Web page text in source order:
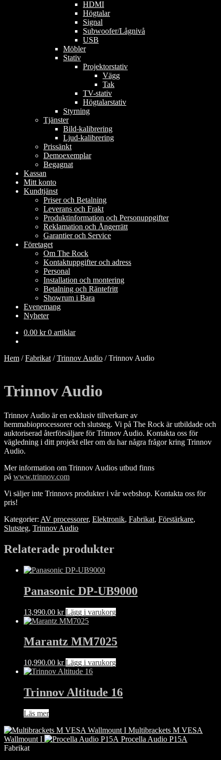
HDMI
Högtalar
Signal
Subwoofer/Lågnivå
USB
Möbler
Stativ
Projektorstativ
Vägg
Tak
TV-stativ
Högtalarstativ
Styrning
Tjänster
Bild-kalibrering
Ljud-kalibrering
Prissänkt
Demoexemplar
Begagnat
Kassan
Mitt konto
Kundtjänst
Priser och Betalning
Leverans och Frakt
Produktinformation och Personuppgifter
Reklamation och Ångerrätt
Garantier och Service
Företaget
Om The Rock
Kontaktuppgifter och adress
Personal
Installation och montering
Betalning och Räntefritt
Showrum i Bara
Evenemang
Nyheter
0.00 kr 0 artiklar
Hem /Fabrikat /Trinnov Audio /Trinnov Audio
Trinnov Audio
Trinnov Audio är en exklusiv tillverkare av
hemmabioprocessorer och slutsteg. Vi på The Rock är utbildade och
auktoriserad återförsäljare för Trinnov Audio. Kontakta oss för
vägledning i ditt projekt eller om du har några frågor kring Trinnov
Audio.
Mer information om Trinnov Audios utbud finns
på www.trinnov.com
Vi säljer inte Trinnovs produkter i vår webshop. Kontakta oss för
pris!
Kategorier: AV processorer, Elektronik, Fabrikat, Förstärkare,
Slutsteg, Trinnov Audio
Relaterade produkter
Panasonic DP-UB9000
13,990.00 kr Lägg i varukorg
Marantz MM7025
10,990.00 kr Lägg i varukorg
Trinnov Altitude 16
Läs mer
Multibrackets M VESA
Wallmount I
Procella Audio P15A
Fabrikat